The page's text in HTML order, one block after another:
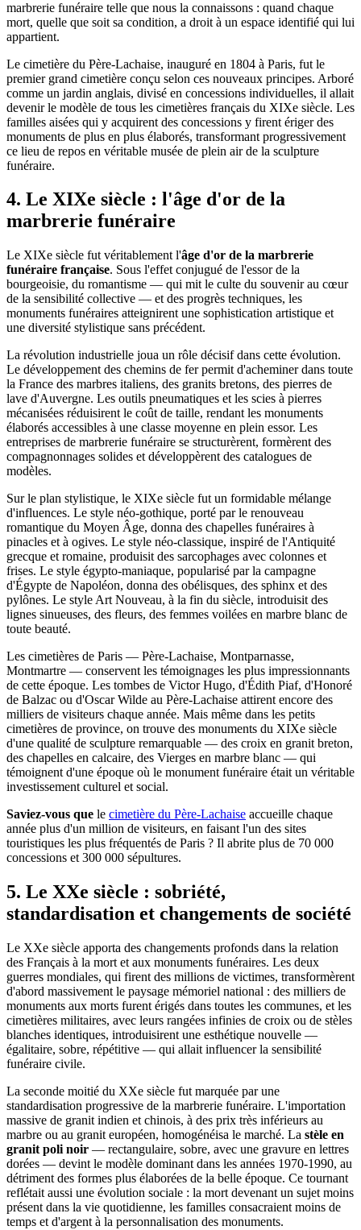
marbrerie funéraire telle que nous la connaissons : quand chaque
mort, quelle que soit sa condition, a droit à un espace identifié qui lui
appartient.
Le cimetière du Père-Lachaise, inauguré en 1804 à Paris, fut le
premier grand cimetière conçu selon ces nouveaux principes. Arboré
comme un jardin anglais, divisé en concessions individuelles, il allait
devenir le modèle de tous les cimetières français du XIXe siècle. Les
familles aisées qui y acquirent des concessions y firent ériger des
monuments de plus en plus élaborés, transformant progressivement
ce lieu de repos en véritable musée de plein air de la sculpture
funéraire.
4. Le XIXe siècle : l'âge d'or de la
marbrerie funéraire
Le XIXe siècle fut véritablement l'âge d'or de la marbrerie
funéraire française. Sous l'effet conjugué de l'essor de la
bourgeoisie, du romantisme — qui mit le culte du souvenir au cœur
de la sensibilité collective — et des progrès techniques, les
monuments funéraires atteignirent une sophistication artistique et
une diversité stylistique sans précédent.
La révolution industrielle joua un rôle décisif dans cette évolution.
Le développement des chemins de fer permit d'acheminer dans toute
la France des marbres italiens, des granits bretons, des pierres de
lave d'Auvergne. Les outils pneumatiques et les scies à pierres
mécanisées réduisirent le coût de taille, rendant les monuments
élaborés accessibles à une classe moyenne en plein essor. Les
entreprises de marbrerie funéraire se structurèrent, formèrent des
compagnonnages solides et développèrent des catalogues de
modèles.
Sur le plan stylistique, le XIXe siècle fut un formidable mélange
d'influences. Le style néo-gothique, porté par le renouveau
romantique du Moyen Âge, donna des chapelles funéraires à
pinacles et à ogives. Le style néo-classique, inspiré de l'Antiquité
grecque et romaine, produisit des sarcophages avec colonnes et
frises. Le style égypto-maniaque, popularisé par la campagne
d'Égypte de Napoléon, donna des obélisques, des sphinx et des
pylônes. Le style Art Nouveau, à la fin du siècle, introduisit des
lignes sinueuses, des fleurs, des femmes voilées en marbre blanc de
toute beauté.
Les cimetières de Paris — Père-Lachaise, Montparnasse,
Montmartre — conservent les témoignages les plus impressionnants
de cette époque. Les tombes de Victor Hugo, d'Édith Piaf, d'Honoré
de Balzac ou d'Oscar Wilde au Père-Lachaise attirent encore des
milliers de visiteurs chaque année. Mais même dans les petits
cimetières de province, on trouve des monuments du XIXe siècle
d'une qualité de sculpture remarquable — des croix en granit breton,
des chapelles en calcaire, des Vierges en marbre blanc — qui
témoignent d'une époque où le monument funéraire était un véritable
investissement culturel et social.
Saviez-vous que le cimetière du Père-Lachaise accueille chaque
année plus d'un million de visiteurs, en faisant l'un des sites
touristiques les plus fréquentés de Paris ? Il abrite plus de 70 000
concessions et 300 000 sépultures.
5. Le XXe siècle : sobriété,
standardisation et changements de société
Le XXe siècle apporta des changements profonds dans la relation
des Français à la mort et aux monuments funéraires. Les deux
guerres mondiales, qui firent des millions de victimes, transformèrent
d'abord massivement le paysage mémoriel national : des milliers de
monuments aux morts furent érigés dans toutes les communes, et les
cimetières militaires, avec leurs rangées infinies de croix ou de stèles
blanches identiques, introduisirent une esthétique nouvelle —
égalitaire, sobre, répétitive — qui allait influencer la sensibilité
funéraire civile.
La seconde moitié du XXe siècle fut marquée par une
standardisation progressive de la marbrerie funéraire. L'importation
massive de granit indien et chinois, à des prix très inférieurs au
marbre ou au granit européen, homogénéisa le marché. La stèle en
granit poli noir — rectangulaire, sobre, avec une gravure en lettres
dorées — devint le modèle dominant dans les années 1970-1990, au
détriment des formes plus élaborées de la belle époque. Ce tournant
reflétait aussi une évolution sociale : la mort devenant un sujet moins
présent dans la vie quotidienne, les familles consacraient moins de
temps et d'argent à la personnalisation des monuments.